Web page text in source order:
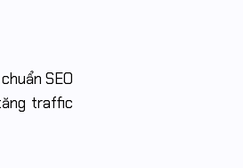
SEO
traffic